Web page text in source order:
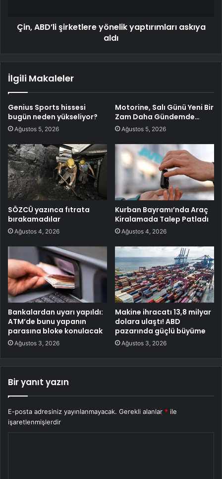
Çin, ABD’li şirketlere yönelik yaptırımları askıya
aldı
İlgili Makaleler
Genius Sports hissesi
bugün neden yükseliyor?
Ağustos 5, 2026
Motorine, Salı Günü Yeni Bir
Zam Daha Gündemde…
Ağustos 5, 2026
SÖZCÜ yazınca fıtrata
bırakamadılar
Ağustos 4, 2026
Kurban Bayramı’nda Araç
Kiralamada Talep Patladı
Ağustos 4, 2026
Bankalardan uyarı yapıldı:
ATM’de bunu yapanın
parasına bloke konulacak
Ağustos 3, 2026
Makine ihracatı 13,8 milyar
dolara ulaştı! ABD
pazarında güçlü büyüme
Ağustos 3, 2026
Bir yanıt yazın
E-posta adresiniz yayınlanmayacak. Gerekli alanlar * ile
işaretlenmişlerdir